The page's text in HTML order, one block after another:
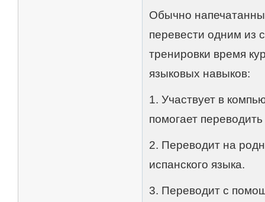
Обычно
перевести одним из
тренировки время
языковых навыков:
1. Участвует в
помогает
2. Переводит на
испанского языка.
3. Переводит с